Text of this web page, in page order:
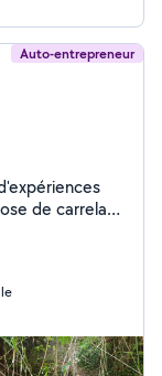
Auto-entrepreneur
de carrelage
vos espaces
dans vos
réalisons les